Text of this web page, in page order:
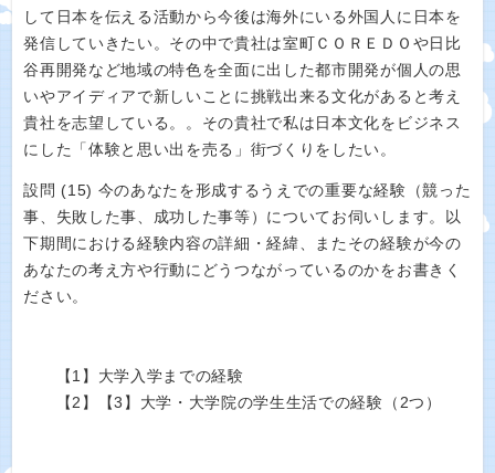
して日本を伝える活動から今後は海外にいる外国人に日本を
発信していきたい。その中で貴社は室町ＣＯＲＥＤＯや日比
谷再開発など地域の特色を全面に出した都市開発が個人の思
いやアイディアで新しいことに挑戦出来る文化があると考え
貴社を志望している。。その貴社で私は日本文化をビジネス
にした「体験と思い出を売る」街づくりをしたい。
設問 (15) 今のあなたを形成するうえでの重要な経験（競った
事、失敗した事、成功した事等）についてお伺いします。以
下期間における経験内容の詳細・経緯、またその経験が今の
あなたの考え方や行動にどうつながっているのかをお書きく
ださい。
【1】大学入学までの経験
【2】【3】大学・大学院の学生生活での経験（2つ）